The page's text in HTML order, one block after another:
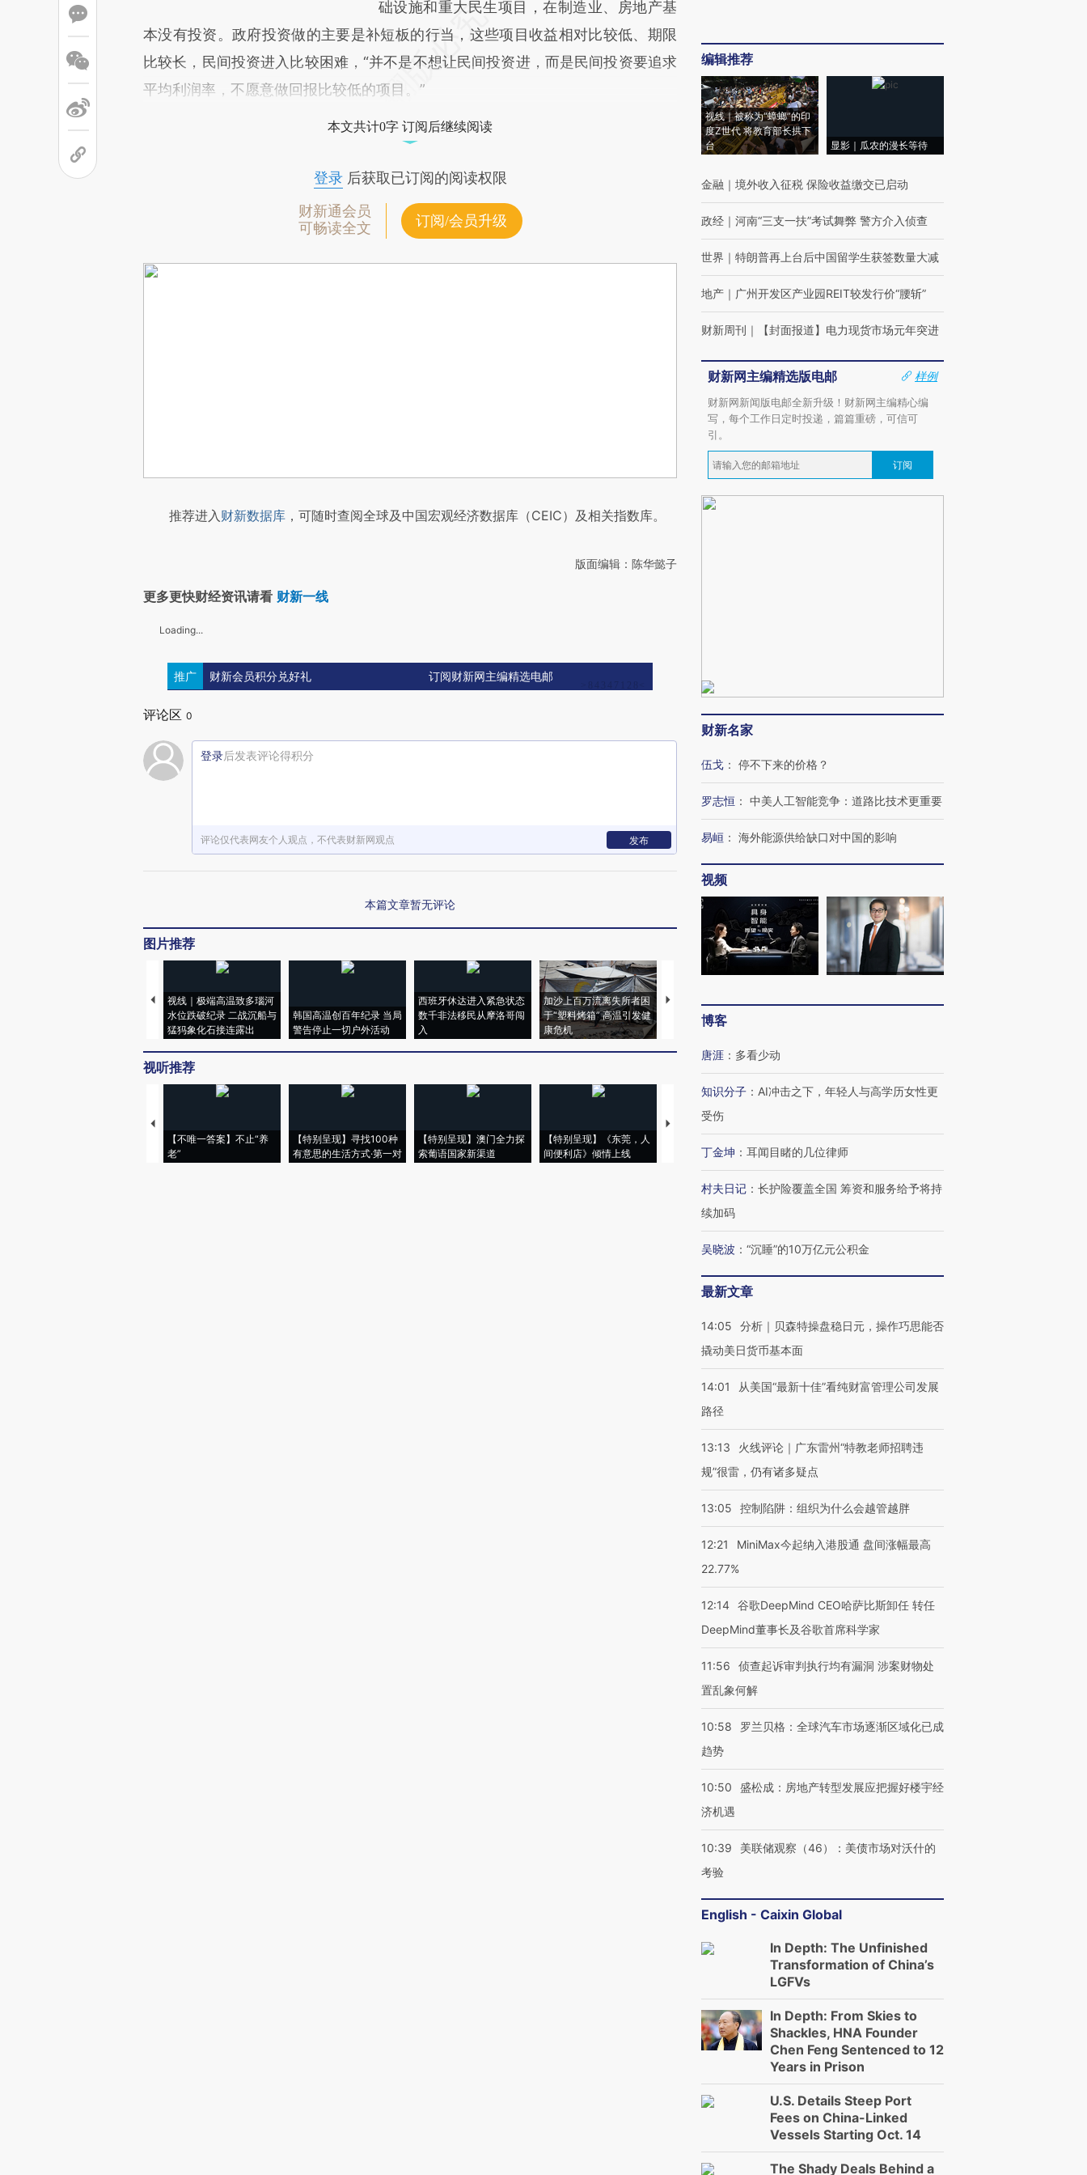
础设施和重大民生项目，在制造业、房地产基
本没有投资。政府投资做的主要是补短板的行当，这些项目收益相对比较低、期限
比较长，民间投资进入比较困难，“并不是不想让民间投资进，而是民间投资要追求
平均利润率，不愿意做回报比较低的项目。”
本文共计0字 订阅后继续阅读
登录后获取已订阅的阅读权限
财新通会员
可畅读全文
订阅/会员升级
推荐进入财新数据库 ，可随时查阅全球及中国宏观经济数据库（CEIC）及相关指数库。
版面编辑：陈华懿子
更多更快财经资讯请看 财新一线
Loading...
推广 财新会员积分兑好礼 订阅财新网主编精选电邮
评论区 0
登录后发表评论得积分
评论仅代表网友个人观点，不代表财新网观点 发布
本篇文章暂无评论
图片推荐
视线｜极端高温致多瑙河
水位跌破纪录 二战沉船与
猛犸象化石接连露出
韩国高温创百年纪录 当局
警告停止一切户外活动
西班牙休达进入紧急状态
数千非法移民从摩洛哥闯
入
加沙上百万流离失所者困
于“塑料烤箱” 高温引发健
康危机
马航飞行员跨国走私7万
粒摇头丸 尿检体内含3种
视听推荐
【不唯一答案】不止“养
老”
【特别呈现】寻找100种
有意思的生活方式·第一对
【特别呈现】澳门全力探
索葡语国家新渠道
【特别呈现】《东莞，人
间便利店》倾情上线
【推广】走进第四届链博
有意思的生活方式·第三对
编辑推荐
视线｜被称为“蟑螂”的印
度Z世代 将教育部长拱下
台
显影｜瓜农的漫长等待
金融 ｜ 境外收入征税 保险收益缴交已启动
政经 ｜ 河南“三支一扶”考试舞弊 警方介入侦查
世界 ｜ 特朗普再上台后中国留学生获签数量大减
地产 ｜ 广州开发区产业园REIT较发行价“腰斩”
财新周刊 ｜ 【封面报道】电力现货市场元年突进
财新网主编精选版电邮
样例
财新网新闻版电邮全新升级！财新网主编精心编
写，每个工作日定时投递，篇篇重磅，可信可
引。
订阅
财新名家
伍戈 ： 停不下来的价格？
罗志恒 ： 中美人工智能竞争：道路比技术更重要
易峘 ： 海外能源供给缺口对中国的影响
视频
博客
唐涯 ： 多看少动
知识分子 ： AI冲击之下，年轻人与高学历女性更
受伤
丁金坤 ： 耳闻目睹的几位律师
村夫日记 ： 长护险覆盖全国 筹资和服务给予将持
续加码
吴晓波 ： “沉睡”的10万亿元公积金
最新文章
14:05
分析｜贝森特操盘稳日元，操作巧思能否
撬动美日货币基本面
14:01
从美国“最新十佳”看纯财富管理公司发展
路径
13:13
火线评论｜广东雷州“特教老师招聘违
规”很雷，仍有诸多疑点
13:05 控制陷阱：组织为什么会越管越胖
12:21
MiniMax今起纳入港股通 盘间涨幅最高
22.77%
12:14 谷歌DeepMind CEO哈萨比斯卸任 转任
DeepMind董事长及谷歌首席科学家
11:56
侦查起诉审判执行均有漏洞 涉案财物处
置乱象何解
10:58
罗兰贝格：全球汽车市场逐渐区域化已成
趋势
10:50
盛松成：房地产转型发展应把握好楼宇经
济机遇
10:39
美联储观察（46）：美债市场对沃什的
考验
English - Caixin Global
In Depth: The Unfinished
Transformation of China’s
LGFVs
In Depth: From Skies to
Shackles, HNA Founder
Chen Feng Sentenced to 12
Years in Prison
U.S. Details Steep Port
Fees on China-Linked
Vessels Starting Oct. 14
The Shady Deals Behind a